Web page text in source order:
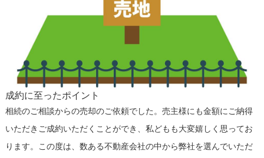
成約に至ったポイント
相続のご相談からの売却のご依頼でした。売主様にも金額にご納得
いただきご成約いただくことができ、私どもも大変嬉しく思ってお
ります。この度は、数ある不動産会社の中から弊社を選んでいただ